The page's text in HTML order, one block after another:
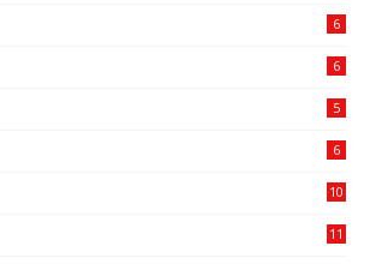
6
6
5
6
10
11